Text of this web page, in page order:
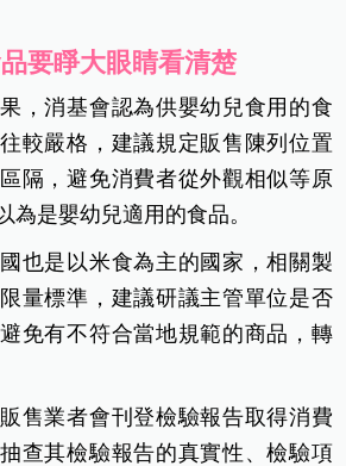
要睜大眼睛看清楚
，消基會認為供嬰幼兒食用的食
較嚴格，建議規定販售陳列位置
隔，避免消費者從外觀相似等原
為是嬰幼兒適用的食品。
也是以米食為主的國家，相關製
量標準，建議研議主管單位是否
免有不符合當地規範的商品，轉
售業者會刊登檢驗報告取得消費
查其檢驗報告的真實性、檢驗項